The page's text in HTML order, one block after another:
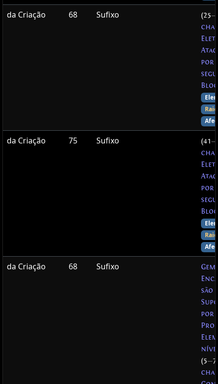
da Criação 68 Sufixo (25—
por
Raio
da Criação 75 Sufixo (41—
por
Raio
da Criação 68 Sufixo
são
por
(5—